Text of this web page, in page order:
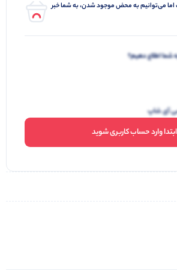
اما می‌توانیم به محض موجود شدن، به شما خبر
شما اطلاع دهیم؟
آی شاپ
ابتدا وارد حساب کاربری شوید